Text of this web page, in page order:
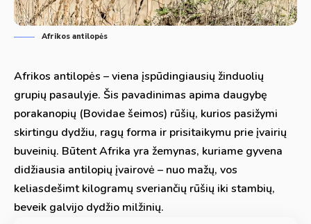
Afrikos antilopės
Afrikos antilopės – viena įspūdingiausių žinduolių
grupių pasaulyje. Šis pavadinimas apima daugybę
porakanopių (Bovidae šeimos) rūšių, kurios pasižymi
skirtingu dydžiu, ragų forma ir prisitaikymu prie įvairių
buveinių. Būtent Afrika yra žemynas, kuriame gyvena
didžiausia antilopių įvairovė – nuo mažų, vos
keliasdešimt kilogramų sveriančių rūšių iki stambių,
beveik galvijo dydžio milžinių.